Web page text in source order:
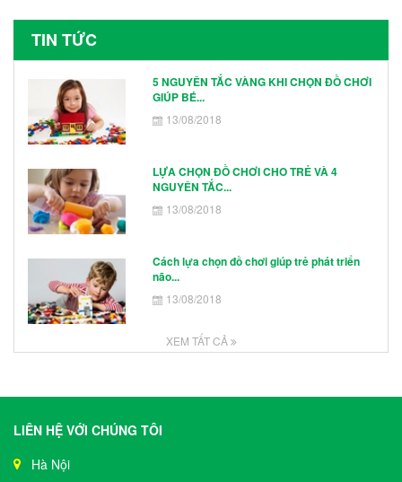
TIN TỨC
5 NGUYÊN TẮC VÀNG KHI CHỌN ĐỒ CHƠI
GIÚP BÉ...
13/08/2018
LỰA CHỌN ĐỒ CHƠI CHO TRẺ VÀ 4
NGUYÊN TẮC...
13/08/2018
Cách lựa chọn đồ chơi giúp trẻ phát triển
não...
13/08/2018
XEM TẤT CẢ
LIÊN HỆ VỚI CHÚNG TÔI
Hà Nội